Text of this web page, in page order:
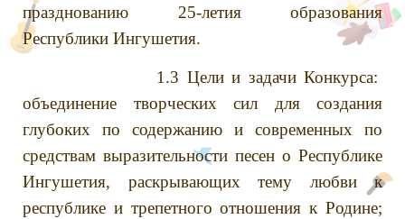
празднованию 25-летия образования
Республики Ингушетия.
1.3 Цели и задачи Конкурса:
объединение творческих сил для создания
глубоких по содержанию и современных по
средствам выразительности песен о Республике
Ингушетия, раскрывающих тему любви к
республике и трепетного отношения к Родине;